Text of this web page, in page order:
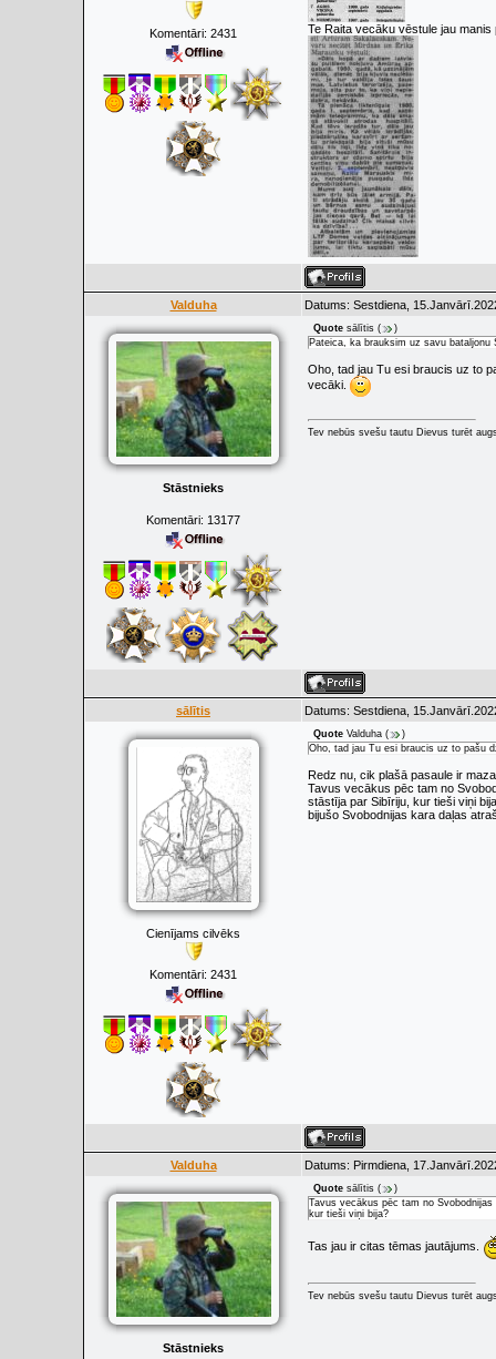
Komentāri: 2431 Te Raita vecāku vēstule jau manis
Valduha Datums: Sestdiena,
Stāstnieks
Komentāri: 13177
Quote sālītis (
)
Pateica, ka brauksim uz savu bataljonu
Oho, tad jau Tu esi braucis uz to
vecāki.
Tev nebūs svešu tautu Dievus turēt
sālītis Datums: Sestdiena,
Cienījams cilvēks
Komentāri: 2431
Quote Valduha (
)
Oho, tad jau Tu esi braucis uz to pašu
Redz nu, cik plašā pasaule ir
Tavus vecākus pēc tam no
stāstīja par Sibīriju, kur tieši viņi
bijušo Svobodnijas kara daļas
Valduha Datums: Pirmdiena,
Stāstnieks
Quote sālītis (
)
Tavus vecākus pēc tam no
kur tieši viņi bija?
Tas jau ir citas tēmas jautājums.
Tev nebūs svešu tautu Dievus turēt